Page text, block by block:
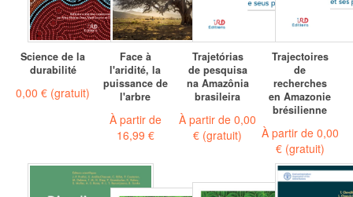
Science de la
durabilité
0,00 € (gratuit)
Face à
l'aridité, la
puissance de
l'arbre
À partir de
16,99 €
Trajetórias
de pesquisa
na Amazônia
brasileira
À partir de0,00
€ (gratuit)
Trajectoires
de
recherches
en Amazonie
brésilienne
À partir de 0,00
€ (gratuit)